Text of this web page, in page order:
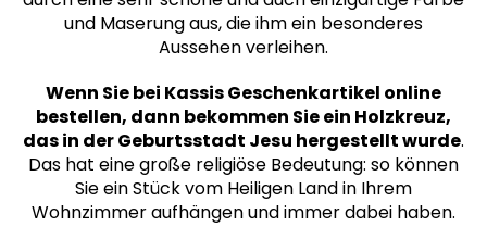
und Maserung aus, die ihm ein besonderes
Aussehen verleihen.
Wenn Sie bei Kassis Geschenkartikel online
bestellen, dann bekommen Sie ein Holzkreuz,
das in der Geburtsstadt Jesu hergestellt wurde.
Das hat eine große religiöse Bedeutung: so können
Sie ein Stück vom Heiligen Land in Ihrem
Wohnzimmer aufhängen und immer dabei haben.